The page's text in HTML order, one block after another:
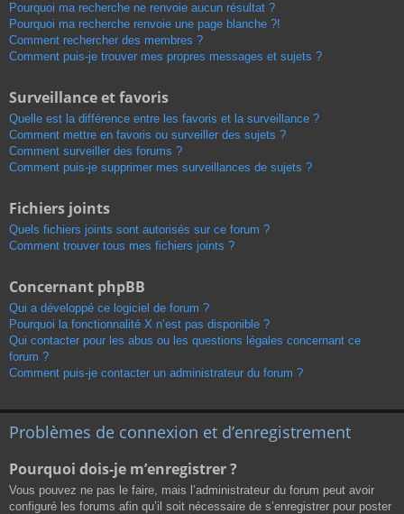
Pourquoi ma recherche ne renvoie aucun résultat ?
Pourquoi ma recherche renvoie une page blanche ?!
Comment rechercher des membres ?
Comment puis-je trouver mes propres messages et sujets ?
Surveillance et favoris
Quelle est la différence entre les favoris et la surveillance ?
Comment mettre en favoris ou surveiller des sujets ?
Comment surveiller des forums ?
Comment puis-je supprimer mes surveillances de sujets ?
Fichiers joints
Quels fichiers joints sont autorisés sur ce forum ?
Comment trouver tous mes fichiers joints ?
Concernant phpBB
Qui a développé ce logiciel de forum ?
Pourquoi la fonctionnalité X n’est pas disponible ?
Qui contacter pour les abus ou les questions légales concernant ce
forum ?
Comment puis-je contacter un administrateur du forum ?
Problèmes de connexion et d’enregistrement
Pourquoi dois-je m’enregistrer ?
Vous pouvez ne pas le faire, mais l’administrateur du forum peut avoir
configuré les forums afin qu’il soit nécessaire de s’enregistrer pour poster